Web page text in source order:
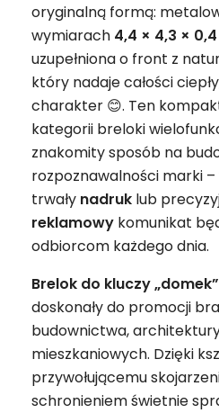
oryginalną formą:
wymiarach 4,4 × 4,3 ×
uzupełniona o front z
który nadaje całości
charakter 😊. Ten
kategorii breloki
znakomity sposób na
rozpoznawalności marki
trwały nadruk lub
reklamowy komunikat
odbiorcom każdego dnia.
Brelok do kluczy „domek”
doskonały do promocji
budownictwa,
mieszkaniowych. Dzięki
przywołującemu
schronieniem świetnie